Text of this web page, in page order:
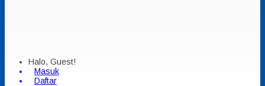
Halo, Guest!
Masuk
Daftar